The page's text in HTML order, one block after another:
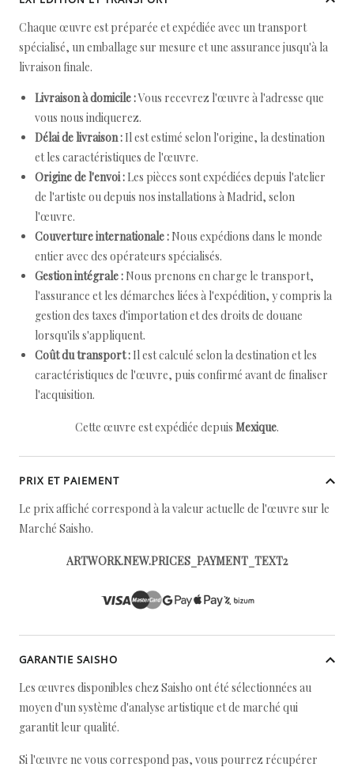
Chaque œuvre est préparée et expédiée avec un transport
spécialisé, un emballage sur mesure et une assurance jusqu'à la
livraison finale.
Livraison à domicile :Vous recevrez l'œuvre à l'adresse que
vous nous indiquerez.
Délai de livraison : Il est estimé selon l'origine, la destination
et les caractéristiques de l'œuvre.
Origine de l'envoi : Les pièces sont expédiées depuis l'atelier
de l'artiste ou depuis nos installations à Madrid, selon
l'œuvre.
Couverture internationale : Nous expédions dans le monde
entier avec des opérateurs spécialisés.
Gestion intégrale : Nous prenons en charge le transport,
l'assurance et les démarches liées à l'expédition, y compris la
gestion des taxes d'importation et des droits de douane
lorsqu'ils s'appliquent.
Coût du transport : Il est calculé selon la destination et les
caractéristiques de l'œuvre, puis confirmé avant de finaliser
l'acquisition.
Cette œuvre est expédiée depuis Mexique.
PRIX ET PAIEMENT
Le prix affiché correspond à la valeur actuelle de l'œuvre sur le
Marché Saisho.
ARTWORK.NEW.PRICES_PAYMENT_TEXT2
GARANTIE SAISHO
Les œuvres disponibles chez Saisho ont été sélectionnées au
moyen d'un système d'analyse artistique et de marché qui
garantit leur qualité.
Si l'œuvre ne vous correspond pas, vous pourrez récupérer